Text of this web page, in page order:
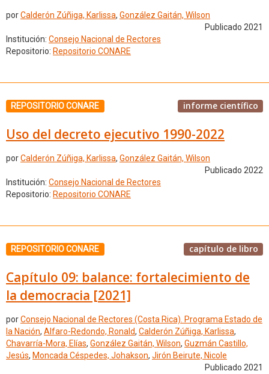
porCalderón Zúñiga, Karlissa, González Gaitán, Wilson
Publicado 2021
Institución: Consejo Nacional de Rectores
Repositorio: Repositorio CONARE
REPOSITORIO CONARE informe científico
Uso del decreto ejecutivo 1990-2022
porCalderón Zúñiga, Karlissa, González Gaitán, Wilson
Publicado 2022
Institución: Consejo Nacional de Rectores
Repositorio: Repositorio CONARE
REPOSITORIO CONARE capítulo de libro
Capítulo 09: balance: fortalecimiento de
la democracia [2021]
porConsejo Nacional de Rectores (Costa Rica). Programa Estado de
la Nación, Alfaro-Redondo, Ronald, Calderón Zúñiga, Karlissa,
Chavarría-Mora, Elías, González Gaitán, Wilson, Guzmán Castillo,
Jesús, Moncada Céspedes, Johakson, Jirón Beirute, Nicole
Publicado 2021